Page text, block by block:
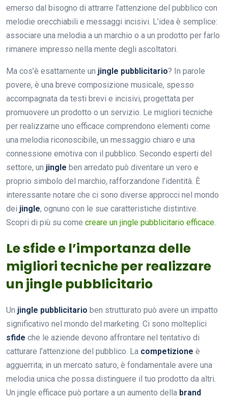
emerso dal bisogno di attrarre l’attenzione del pubblico con
melodie orecchiabili e messaggi incisivi. L’idea è semplice:
associare una melodia a un marchio o a un prodotto per farlo
rimanere impresso nella mente degli ascoltatori.
Ma cos’è esattamente un jingle pubblicitario? In parole
povere, è una breve composizione musicale, spesso
accompagnata da testi brevi e incisivi, progettata per
promuovere un prodotto o un servizio. Le migliori tecniche
per realizzarne uno efficace comprendono elementi come
una melodia riconoscibile, un messaggio chiaro e una
connessione emotiva con il pubblico. Secondo esperti del
settore, un jingle ben arredato può diventare un vero e
proprio simbolo del marchio, rafforzandone l’identità. È
interessante notare che ci sono diverse approcci nel mondo
dei jingle, ognuno con le sue caratteristiche distintive.
Scopri di più su come creare un jingle pubblicitario efficace.
Le sfide e l’importanza delle
migliori tecniche per realizzare
un jingle pubblicitario
Un jingle pubblicitario ben strutturato può avere un impatto
significativo nel mondo del marketing. Ci sono molteplici
sfide che le aziende devono affrontare nel tentativo di
catturare l’attenzione del pubblico. La competizione è
agguerrita; in un mercato saturo, è fondamentale avere una
melodia unica che possa distinguere il tuo prodotto da altri.
Un jingle efficace può portare a un aumento della brand